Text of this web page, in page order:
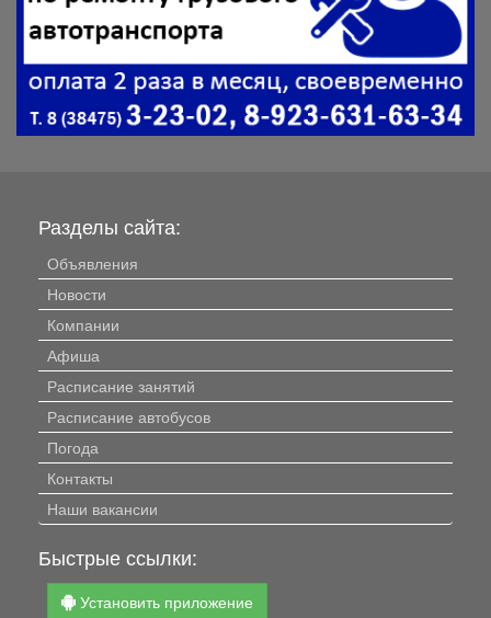
Разделы сайта:
Объявления
Новости
Компании
Афиша
Расписание занятий
Расписание автобусов
Погода
Контакты
Наши вакансии
Быстрые ссылки:
Установить приложение